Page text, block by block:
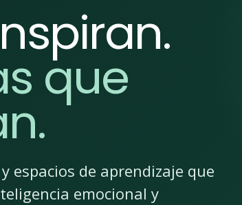
que
espacios de aprendizaje que
emocional y